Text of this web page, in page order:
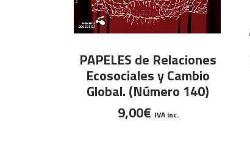
AÑADIR AL CARRITO
PAPELES de Relaciones
Ecosociales y Cambio
Global. (Número 140)
9,00€ IVA inc.